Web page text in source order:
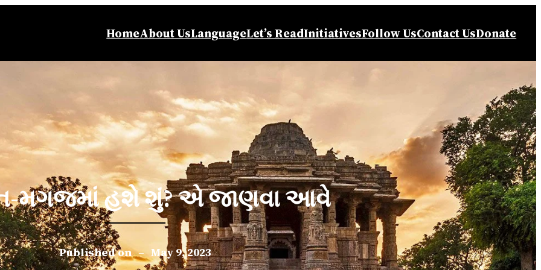
HomeAbout UsLanguageLet’s ReadInitiativesFollow UsContact UsDonate
હશે શું? એ જાણવા આવે
Published on – May 9, 2023